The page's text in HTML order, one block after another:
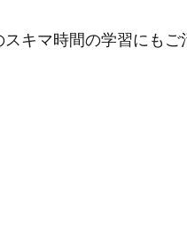
キマ時間の学習にもご